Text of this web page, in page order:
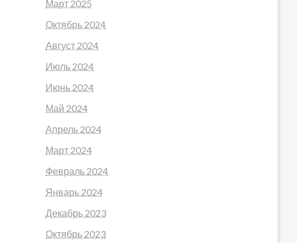
Март 2025
Октябрь 2024
Август 2024
Июль 2024
Июнь 2024
Май 2024
Апрель 2024
Март 2024
Февраль 2024
Январь 2024
Декабрь 2023
Октябрь 2023